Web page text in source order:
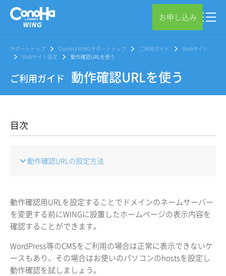
お申し込み
サポートトップ ConoHa WINGサポートトップ ご利用ガイド
Webサイト
Webサイト設定
動作確認URLを使う
ご利用ガイド 動作確認URLを使う
目次
動作確認URLの設定方法
動作確認用URLを設定することでドメインのネームサーバー
を変更する前にWINGに設置したホームページの表示内容を
確認することができます。
WordPress等のCMSをご利用の場合は正常に表示できないケ
ースもあり、その場合はお使いのパソコンのhostsを設定し
動作確認を試しましょう。